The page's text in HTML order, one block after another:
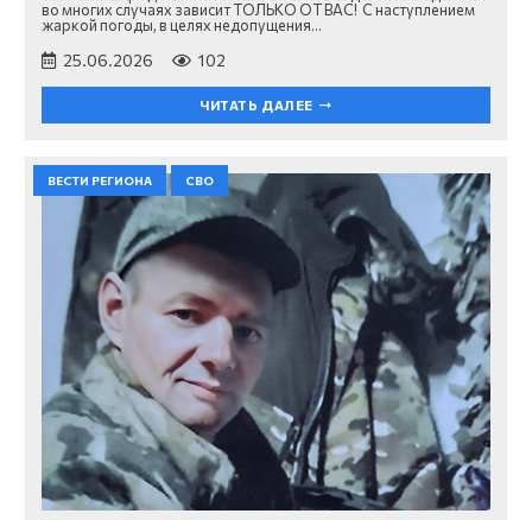
во многих случаях зависит ТОЛЬКО ОТ ВАС! С наступлением
жаркой погоды, в целях недопущения…
25.06.2026 102
ЧИТАТЬ ДАЛЕЕ
ВЕСТИ РЕГИОНА СВО